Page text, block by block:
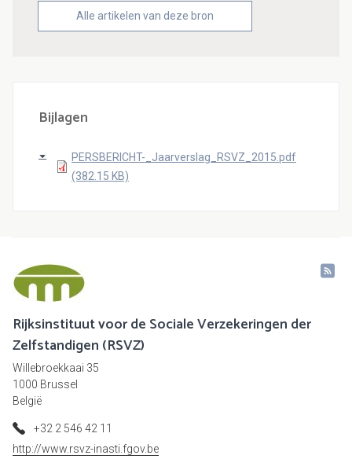
Alle artikelen van deze bron
Bijlagen
PERSBERICHT-_Jaarverslag_RSVZ_2015.pdf
(382.15 KB)
Rijksinstituut voor de Sociale Verzekeringen der
Zelfstandigen (RSVZ)
Willebroekkaai 35
1000 Brussel
België
+32 2 546 42 11
http://www.rsvz-inasti.fgov.be